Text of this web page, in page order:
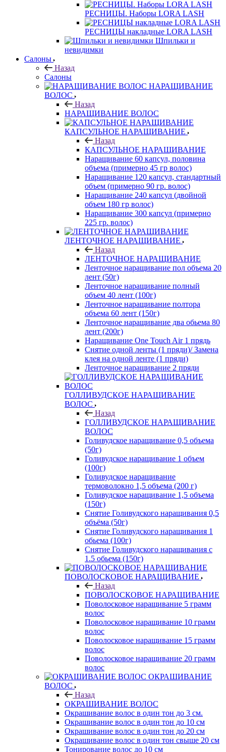
РЕСНИЦЫ. Наборы LORA LASH
РЕСНИЦЫ накладные LORA LASH
Шпильки и
невидимки
Салоны
Назад
Салоны
НАРАЩИВАНИЕ
ВОЛОС
Назад
НАРАЩИВАНИЕ ВОЛОС
КАПСУЛЬНОЕ НАРАЩИВАНИЕ
Назад
КАПСУЛЬНОЕ НАРАЩИВАНИЕ
Наращивание 60 капсул, половина
объема (примерно 45 гр волос)
Наращивание 120 капсул, стандартный
объем (примерно 90 гр. волос)
Наращивание 240 капсул (двойной
объем 180 гр волос)
Наращивание 300 капсул (примерно
225 гр. волос)
ЛЕНТОЧНОЕ НАРАЩИВАНИЕ
Назад
ЛЕНТОЧНОЕ НАРАЩИВАНИЕ
Ленточное наращивание пол объема 20
лент (50г)
Ленточное наращивание полный
объем 40 лент (100г)
Ленточное наращивание полтора
объема 60 лент (150г)
Ленточное наращивание два обьема 80
лент (200г)
Наращивание One Touch Air 1 прядь
Снятие одной ленты (1 пряди)/ Замена
клея на одной ленте (1 пряди)
Ленточное наращивание 2 пряди
ГОЛЛИВУДСКОЕ НАРАЩИВАНИЕ
ВОЛОС
Назад
ГОЛЛИВУДСКОЕ НАРАЩИВАНИЕ
ВОЛОС
Голивудское наращивание 0,5 объема
(50г)
Голивудское наращивание 1 объем
(100г)
Голивудское наращивание
термоволокно 1,5 объема (200 г)
Голивудское наращивание 1,5 объема
(150г)
Снятие Голивудского наращивания 0,5
объёма (50г)
Снятие Голивудского наращивания 1
обьема (100г)
Снятие Голивудского наращивания с
1.5 обьема (150г)
ПОВОЛОСКОВОЕ НАРАЩИВАНИЕ
Назад
ПОВОЛОСКОВОЕ НАРАЩИВАНИЕ
Поволосковое наращивание 5 грамм
волос
Поволосковое наращивание 10 грамм
волос
Поволосковое наращивание 15 грамм
волос
Поволосковое наращивание 20 грамм
волос
ОКРАШИВАНИЕ
ВОЛОС
Назад
ОКРАШИВАНИЕ ВОЛОС
Окрашивание волос в один тон до 3 см.
Окрашивание волос в один тон до 10 см
Окрашивание волос в один тон до 20 см
Окрашивание волос в один тон свыше 20 см
Тонирование волос до 10 см